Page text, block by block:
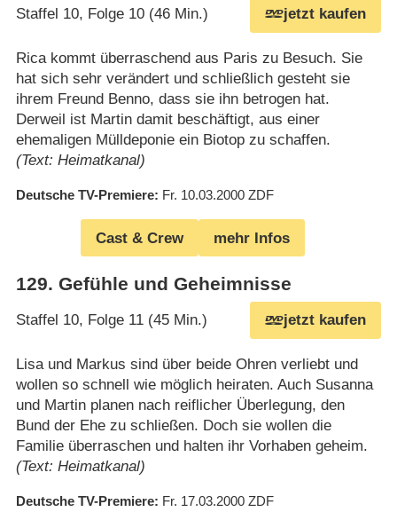
Staffel 10, Folge 10 (46 Min.) jetzt kaufen
Rica kommt überraschend aus Paris zu Besuch. Sie
hat sich sehr verändert und schließlich gesteht sie
ihrem Freund Benno, dass sie ihn betrogen hat.
Derweil ist Martin damit beschäftigt, aus einer
ehemaligen Mülldeponie ein Biotop zu schaffen.
(Text: Heimatkanal)
Deutsche TV-Premiere Fr. 10.03.2000 ZDF
Cast & Crew mehr Infos
129. Gefühle und Geheimnisse
Staffel 10, Folge 11 (45 Min.) jetzt kaufen
Lisa und Markus sind über beide Ohren verliebt und
wollen so schnell wie möglich heiraten. Auch Susanna
und Martin planen nach reiflicher Überlegung, den
Bund der Ehe zu schließen. Doch sie wollen die
Familie überraschen und halten ihr Vorhaben geheim.
(Text: Heimatkanal)
Deutsche TV-Premiere Fr. 17.03.2000 ZDF